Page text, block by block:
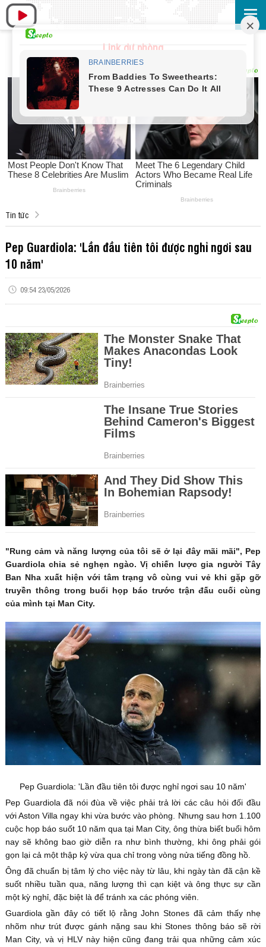
Link dự phòng
Tin tức
Pep Guardiola: 'Lần đầu tiên tôi được nghỉ ngơi sau
10 năm'
09:54 23/05/2026
"Rung cảm và năng lượng của tôi sẽ ở lại đây mãi mãi", Pep
Guardiola chia sẻ nghẹn ngào. Vị chiến lược gia người Tây
Ban Nha xuất hiện với tâm trạng vô cùng vui vẻ khi gặp gỡ
truyền thông trong buổi họp báo trước trận đấu cuối cùng
của mình tại Man City.
Pep Guardiola: 'Lần đầu tiên tôi được nghỉ ngơi sau 10 năm'
Pep Guardiola đã nói đùa về việc phải trả lời các câu hỏi đối đầu
với Aston Villa ngay khi vừa bước vào phòng. Nhưng sau hơn 1.100
cuộc họp báo suốt 10 năm qua tại Man City, ông thừa biết buổi hôm
nay sẽ không bao giờ diễn ra như bình thường, khi ông phải gói
gọn lại cả một thập kỷ vừa qua chỉ trong vòng nửa tiếng đồng hồ.
Ông đã chuẩn bị tâm lý cho việc này từ lâu, khi ngày tàn đã cận kề
suốt nhiều tuần qua, năng lượng thì cạn kiệt và ông thực sự cần
một kỳ nghỉ, đặc biệt là để tránh xa các phóng viên.
Guardiola gần đây có tiết lộ rằng John Stones đã cảm thấy nhẹ
nhõm như trút được gánh nặng sau khi Stones thông báo sẽ rời
Man City, và vị HLV này hiện cũng đang trải qua những cảm xúc